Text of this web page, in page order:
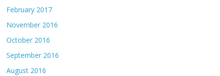
February 2017
November 2016
October 2016
September 2016
August 2016